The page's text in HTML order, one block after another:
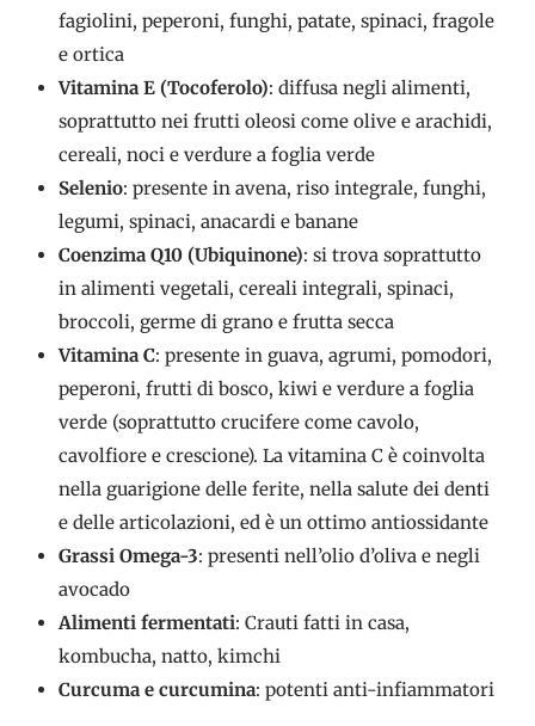
fagiolini, peperoni, funghi, patate, spinaci, fragole
e ortica
Vitamina E (Tocoferolo): diffusa negli alimenti,
soprattutto nei frutti oleosi come olive e arachidi,
cereali, noci e verdure a foglia verde
Selenio: presente in avena, riso integrale, funghi,
legumi, spinaci, anacardi e banane
Coenzima Q10 (Ubiquinone): si trova soprattutto
in alimenti vegetali, cereali integrali, spinaci,
broccoli, germe di grano e frutta secca
Vitamina C: presente in guava, agrumi, pomodori,
peperoni, frutti di bosco, kiwi e verdure a foglia
verde (soprattutto crucifere come cavolo,
cavolfiore e crescione). La vitamina C è coinvolta
nella guarigione delle ferite, nella salute dei denti
e delle articolazioni, ed è un ottimo antiossidante
Grassi Omega-3: presenti nell’olio d’oliva e negli
avocado
Alimenti fermentati: Crauti fatti in casa,
kombucha, natto, kimchi
Curcuma e curcumina: potenti anti-infiammatori